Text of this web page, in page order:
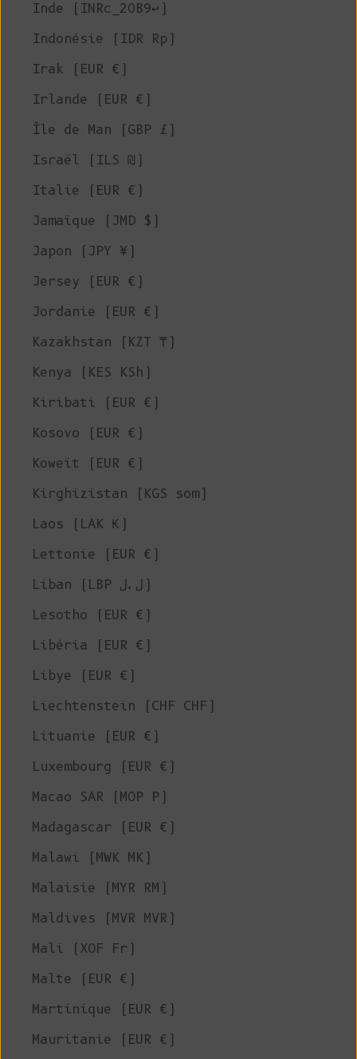
Inde (INRc_20B9↩)
Indonésie (IDR Rp)
Irak (EUR €)
Irlande (EUR €)
Île de Man (GBP £)
Israël (ILS ₪)
Italie (EUR €)
Jamaïque (JMD $)
Japon (JPY ¥)
Jersey (EUR €)
Jordanie (EUR €)
Kazakhstan (KZT ₸)
Kenya (KES KSh)
Kiribati (EUR €)
Kosovo (EUR €)
Koweït (EUR €)
Kirghizistan (KGS som)
Laos (LAK ₭)
Lettonie (EUR €)
Liban (LBP ل.ل)
Lesotho (EUR €)
Libéria (EUR €)
Libye (EUR €)
Liechtenstein (CHF CHF)
Lituanie (EUR €)
Luxembourg (EUR €)
Macao SAR (MOP P)
Madagascar (EUR €)
Malawi (MWK MK)
Malaisie (MYR RM)
Maldives (MVR MVR)
Mali (XOF Fr)
Malte (EUR €)
Martinique (EUR €)
Mauritanie (EUR €)